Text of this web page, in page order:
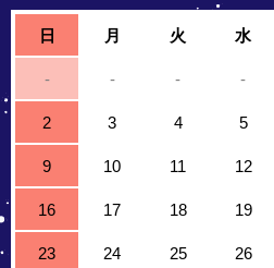
日 月 火 水
- - - -
2 3 4 5
9 10 11 12
16 17 18 19
23 24 25 26